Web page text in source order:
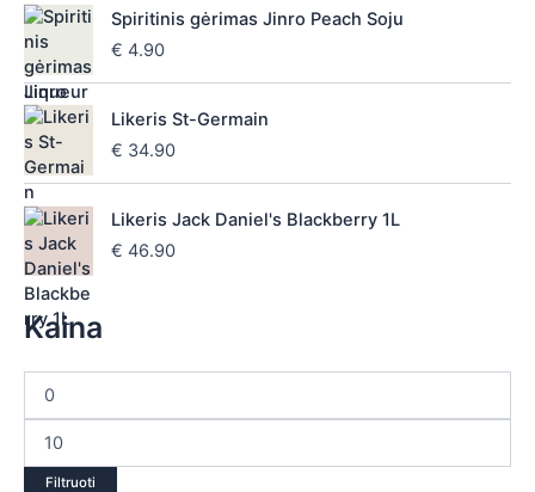
Spiritinis gėrimas Jinro Peach Soju
€ 4.90
Likeris St-Germain
€ 34.90
Likeris Jack Daniel's Blackberry 1L
€ 46.90
Kaina
Filtruoti